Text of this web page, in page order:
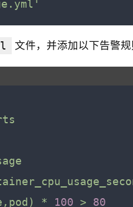
文件，并添加以下告警规
* 100 >
80